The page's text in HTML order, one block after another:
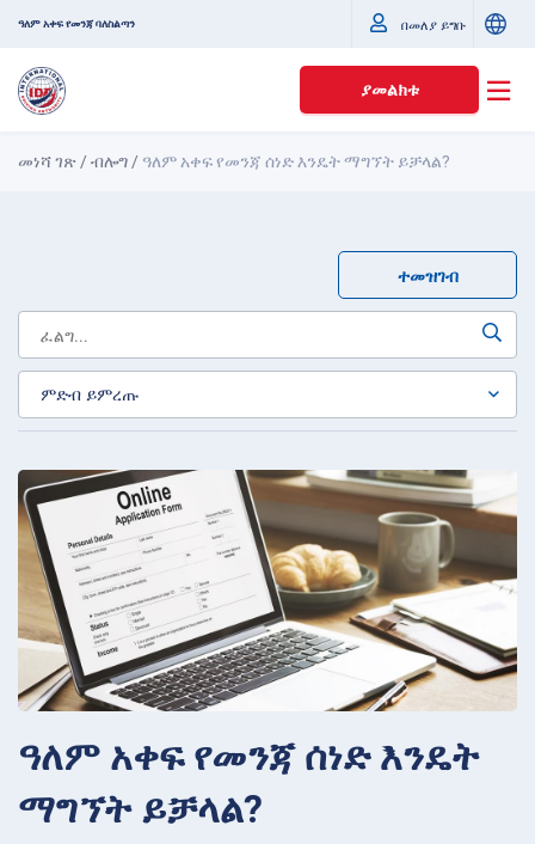
ዓለም አቀፍ የመንጃ ባለስልጣን በመለያ ይግቡ
ያመልክቱ
መነሻ ገጽ /ብሎግ / ዓለም አቀፍ የመንጃ ሰነድ እንዴት ማግኘት ይቻላል?
ተመዝገብ
ዓለም አቀፍ የመንጃ ሰነድ እንዴት
ማግኘት ይቻላል?